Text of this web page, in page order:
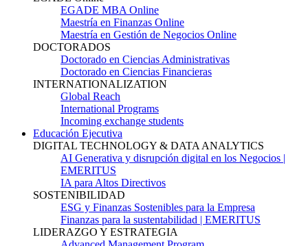
EGADE MBA Online
Maestría en Finanzas Online
Maestría en Gestión de Negocios Online
DOCTORADOS
Doctorado en Ciencias Administrativas
Doctorado en Ciencias Financieras
INTERNATIONALIZATION
Global Reach
International Programs
Incoming exchange students
Educación Ejecutiva
DIGITAL TECHNOLOGY & DATA ANALYTICS
AI Generativa y disrupción digital en los Negocios |
EMERITUS
IA para Altos Directivos
SOSTENIBILIDAD
ESG y Finanzas Sostenibles para la Empresa
Finanzas para la sustentabilidad | EMERITUS
LIDERAZGO Y ESTRATEGIA